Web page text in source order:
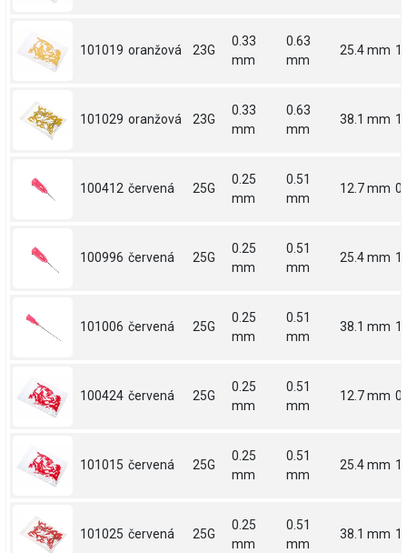
101019 oranžová 23G
0.33
mm
0.63
mm
25.4 mm 1
101029 oranžová 23G
0.33
mm
0.63
mm
38.1 mm
100412 červená 25G
0.25
mm
0.51
mm
12.7 mm
100996 červená 25G
0.25
mm
0.51
mm
25.4 mm 1
101006 červená 25G
0.25
mm
0.51
mm
38.1 mm
100424 červená 25G
0.25
mm
0.51
mm
12.7 mm
101015 červená 25G
0.25
mm
0.51
mm
25.4 mm 1
101025 červená 25G
0.25
mm
0.51
mm
38.1 mm